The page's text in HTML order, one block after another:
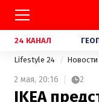
24 КАНАЛ
Lifestyle 24
2 мая, 20:16 2
IKEA